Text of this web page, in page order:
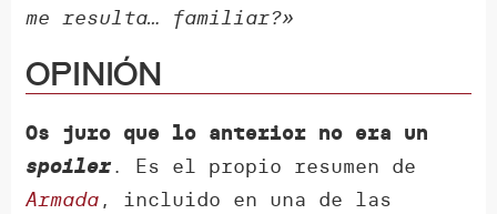
me resulta… familiar?»
Opinión
Os juro que lo anterior no era un
spoiler. Es el propio resumen de
Armada, incluido en una de las